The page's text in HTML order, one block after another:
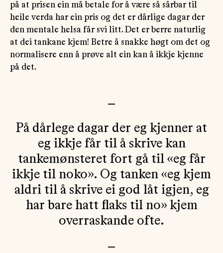
på at prisen ein må betale for å være så sårbar til
heile verda har ein pris og det er dårlige dagar der
den mentale helsa får svi litt. Det er berre naturlig
at dei tankane kjem! Betre å snakke høgt om det og
normalisere enn å prøve alt ein kan å ikkje kjenne
på det.
—
På dårlege dagar der eg kjenner at
eg ikkje får til å skrive kan
tankemønsteret fort gå til «eg får
ikkje til noko». Og tanken «eg kjem
aldri til å skrive ei god låt igjen, eg
har bare hatt flaks til no» kjem
overraskande ofte.
—